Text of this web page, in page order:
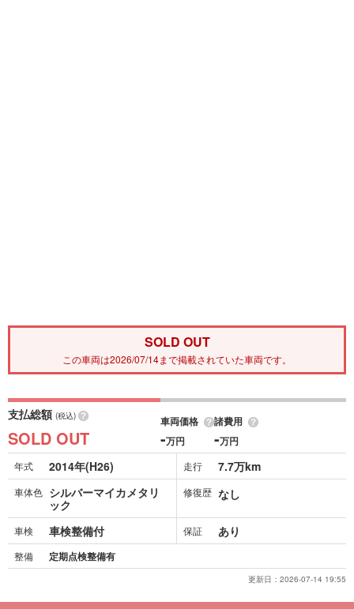
SOLD OUT
この車両は2026/07/14まで掲載されていた車両です。
支払総額 (税込)
SOLD OUT
車両価格
-万円
諸費用
-万円
年式 2014年(H26) 走行 7.7万km
車体色 シルバーマイカメタリ
ック
修復歴 なし
車検 車検整備付 保証 あり
整備 定期点検整備有
更新日： 2026-07-14 19:55